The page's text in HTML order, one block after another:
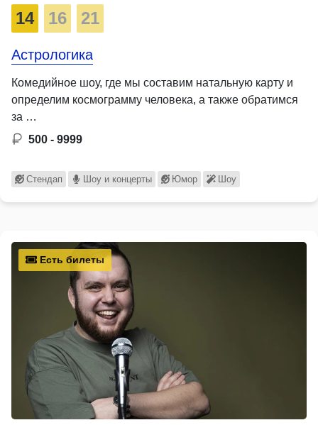
14 16 21
Астрологика
Комедийное шоу, где мы составим натальную карту и
определим космограмму человека, а также обратимся
за …
500 - 9999
Стендап Шоу и концерты Юмор Шоу
Есть билеты